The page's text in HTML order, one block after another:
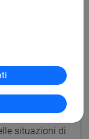
di
dei titoli di
situazioni di